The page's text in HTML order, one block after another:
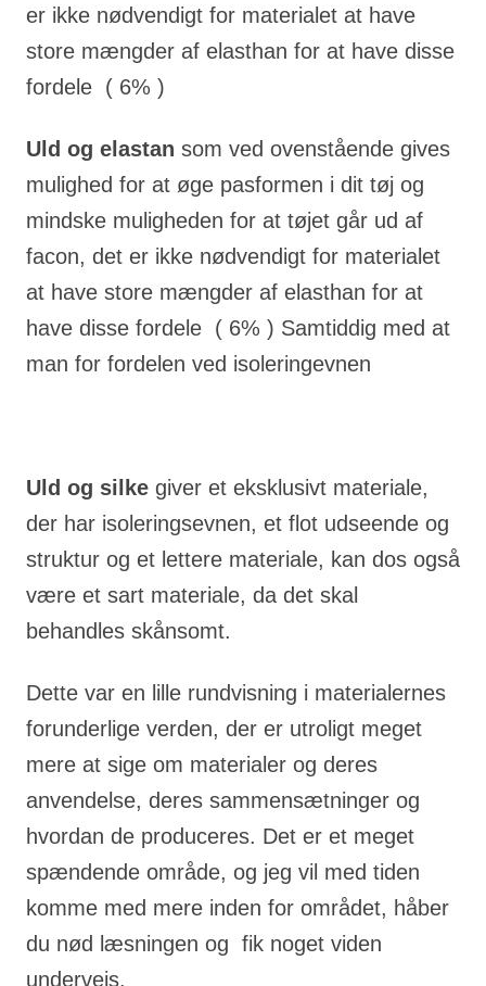
er ikke nødvendigt for materialet at have
store mængder af elasthan for at have disse
fordele ( 6% )
Uld og elastan som ved ovenstående gives
mulighed for at øge pasformen i dit tøj og
mindske muligheden for at tøjet går ud af
facon, det er ikke nødvendigt for materialet
at have store mængder af elasthan for at
have disse fordele ( 6% ) Samtiddig med at
man for fordelen ved isoleringevnen
Uld og silke giver et eksklusivt materiale,
der har isoleringsevnen, et flot udseende og
struktur og et lettere materiale, kan dos også
være et sart materiale, da det skal
behandles skånsomt.
Dette var en lille rundvisning i materialernes
forunderlige verden, der er utroligt meget
mere at sige om materialer og deres
anvendelse, deres sammensætninger og
hvordan de produceres. Det er et meget
spændende område, og jeg vil med tiden
komme med mere inden for området, håber
du nød læsningen og fik noget viden
undervejs.